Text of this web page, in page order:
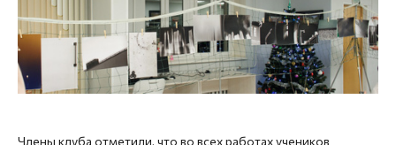
Члены клуба отметили, что во всех работах учеников